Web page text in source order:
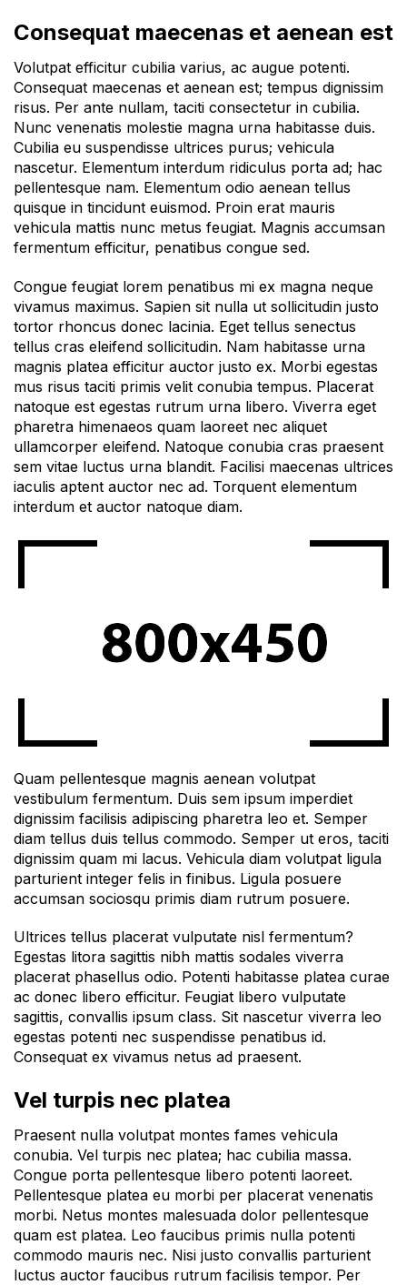
Consequat maecenas et aenean est
Volutpat efficitur cubilia varius, ac augue potenti.
Consequat maecenas et aenean est; tempus dignissim
risus. Per ante nullam, taciti consectetur in cubilia.
Nunc venenatis molestie magna urna habitasse duis.
Cubilia eu suspendisse ultrices purus; vehicula
nascetur. Elementum interdum ridiculus porta ad; hac
pellentesque nam. Elementum odio aenean tellus
quisque in tincidunt euismod. Proin erat mauris
vehicula mattis nunc metus feugiat. Magnis accumsan
fermentum efficitur, penatibus congue sed.
Congue feugiat lorem penatibus mi ex magna neque
vivamus maximus. Sapien sit nulla ut sollicitudin justo
tortor rhoncus donec lacinia. Eget tellus senectus
tellus cras eleifend sollicitudin. Nam habitasse urna
magnis platea efficitur auctor justo ex. Morbi egestas
mus risus taciti primis velit conubia tempus. Placerat
natoque est egestas rutrum urna libero. Viverra eget
pharetra himenaeos quam laoreet nec aliquet
ullamcorper eleifend. Natoque conubia cras praesent
sem vitae luctus urna blandit. Facilisi maecenas ultrices
iaculis aptent auctor nec ad. Torquent elementum
interdum et auctor natoque diam.
Quam pellentesque magnis aenean volutpat
vestibulum fermentum. Duis sem ipsum imperdiet
dignissim facilisis adipiscing pharetra leo et. Semper
diam tellus duis tellus commodo. Semper ut eros, taciti
dignissim quam mi lacus. Vehicula diam volutpat ligula
parturient integer felis in finibus. Ligula posuere
accumsan sociosqu primis diam rutrum posuere.
Ultrices tellus placerat vulputate nisl fermentum?
Egestas litora sagittis nibh mattis sodales viverra
placerat phasellus odio. Potenti habitasse platea curae
ac donec libero efficitur. Feugiat libero vulputate
sagittis, convallis ipsum class. Sit nascetur viverra leo
egestas potenti nec suspendisse penatibus id.
Consequat ex vivamus netus ad praesent.
Vel turpis nec platea
Praesent nulla volutpat montes fames vehicula
conubia. Vel turpis nec platea; hac cubilia massa.
Congue porta pellentesque libero potenti laoreet.
Pellentesque platea eu morbi per placerat venenatis
morbi. Netus montes malesuada dolor pellentesque
quam est platea. Leo faucibus primis nulla potenti
commodo mauris nec. Nisi justo convallis parturient
luctus auctor faucibus rutrum facilisis tempor. Per